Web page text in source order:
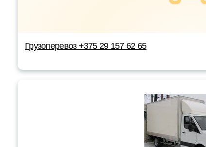
Грузоперевоз +375 29 157 62 65